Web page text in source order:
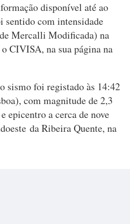
disponível até ao
sentido com intensidade
Mercalli Modificada) na
CIVISA, na sua página na
sismo foi registado às 14:42
com magnitude de 2,3
epicentro a cerca de nove
da Ribeira Quente, na